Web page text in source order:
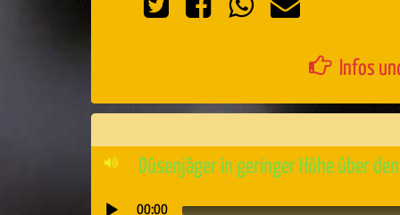
Infos
Düsenjäger in geringer Höhe über
00:00